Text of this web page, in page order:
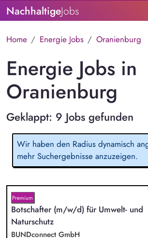
NachhaltigeJobs
Home Energie Jobs Oranienburg
Energie Jobs in
Oranienburg
Geklappt: 9 Jobs gefunden
Wir haben den Radius dynamisch
mehr Suchergebnisse anzuzeigen.
Premium
Botschafter (m/w/d) für Umwelt- und
Naturschutz
BUNDconnect GmbH